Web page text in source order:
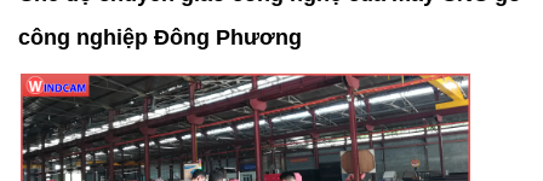
công nghiệp Đông Phương